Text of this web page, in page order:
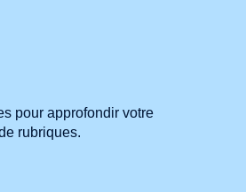
pour approfondir votre
rubriques.